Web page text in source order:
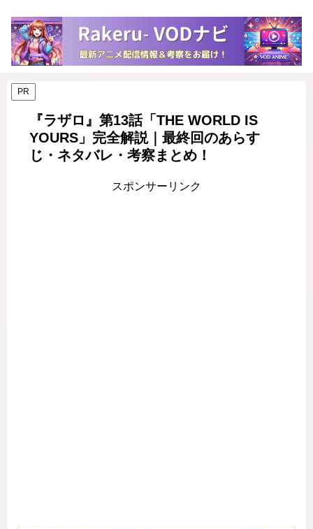
PR
『ラザロ』第13話「THE WORLD IS
YOURS」完全解説｜最終回のあらす
じ・ネタバレ・考察まとめ！
スポンサーリンク